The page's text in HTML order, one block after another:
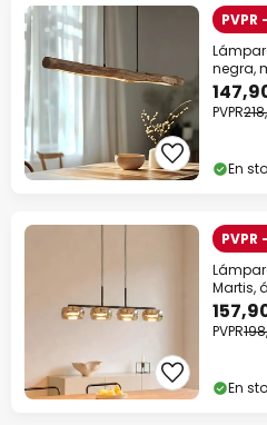
PVPR
negra,
PVPR
En
Martis,
PVPR
En